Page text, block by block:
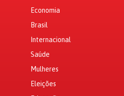
Economia
Brasil
Internacional
Saúde
Mulheres
Eleições